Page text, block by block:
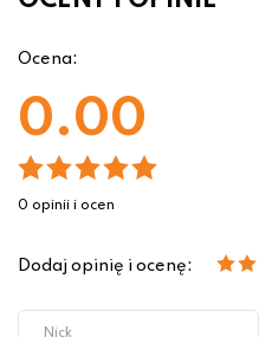
Ocena:
0.00
0 opinii i ocen
Dodaj opinię i ocenę: